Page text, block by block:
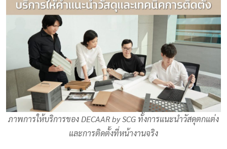
ภาพการให้บริการของ DECAAR by SCG ทั้งการแนะนำวัสดุตกแต่ง
และการติดตั้งที่หน้างานจริง